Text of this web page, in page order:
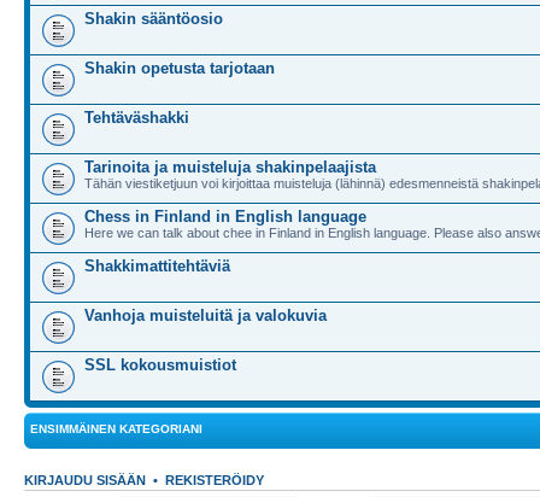
Shakin sääntöosio
Shakin opetusta tarjotaan
Tehtäväshakki
Tarinoita ja muisteluja shakinpelaajista
Tähän viestiketjuun voi kirjoittaa muisteluja (lähinnä) edesmenneistä
Chess in Finland in English language
Here we can talk about chee in Finland in English language. Please also
Shakkimattitehtäviä
Vanhoja muisteluitä ja valokuvia
SSL kokousmuistiot
ENSIMMÄINEN KATEGORIANI
KIRJAUDU SISÄÄN • REKISTERÖIDY